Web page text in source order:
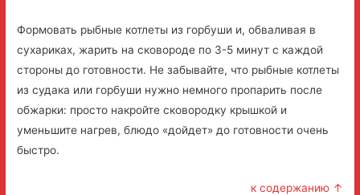
Формовать рыбные котлеты из горбуши и, обваливая в
сухариках, жарить на сковороде по 3-5 минут с каждой
стороны до готовности. Не забывайте, что рыбные котлеты
из судака или горбуши нужно немного пропарить после
обжарки: просто накройте сковородку крышкой и
уменьшите нагрев, блюдо «дойдет» до готовности очень
быстро.
к содержанию ↑